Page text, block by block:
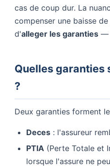
cas de coup dur. La
compenser une baisse
d'alleger les garanties —
Quelles garanties
?
Deux garanties forment
Deces : l'assureur
PTIA (Perte Totale et
lorsque l'assure ne